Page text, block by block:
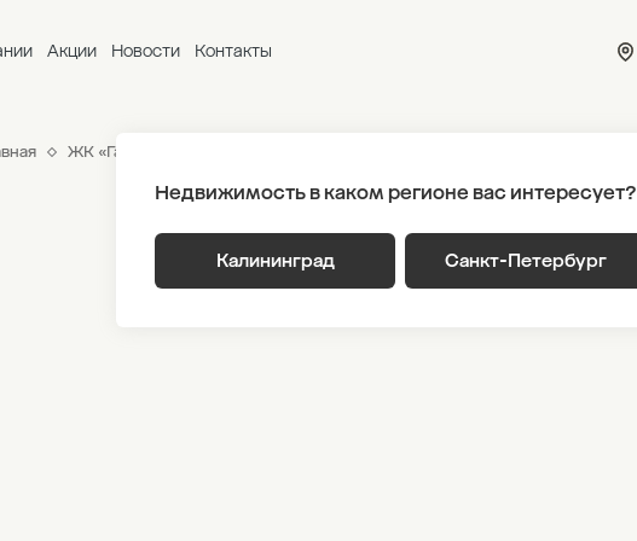
Акции Новости Контакты
Недвижимость в каком регионе вас интересует?
Калининград Санкт-Петербург
ЖК «Гагарина 30»